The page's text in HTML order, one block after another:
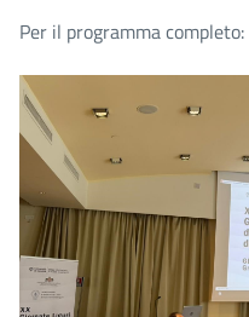
Per il programma completo: